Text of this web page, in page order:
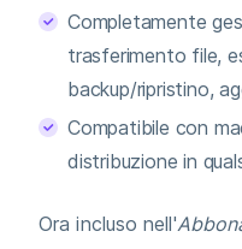
Completamente
trasferimento file,
backup/ripristino,
Compatibile con
distribuzione in
Ora incluso nell'